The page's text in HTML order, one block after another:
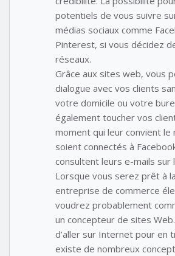
potentiels de vous suivre
médias sociaux comme
Pinterest, si vous décidez
réseaux.
Grâce aux sites web, vous
dialogue avec vos clients
votre domicile ou votre
également toucher vos
moment qui leur convient le
soient connectés à
consultent leurs e-mails sur
Lorsque vous serez prêt à
entreprise de commerce
voudrez probablement
un concepteur de sites
d’aller sur Internet pour en
existe de nombreux